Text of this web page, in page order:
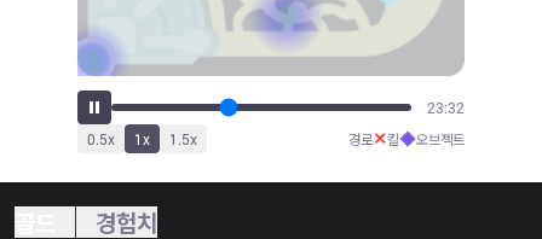
25:58
0.5x 1x 1.5x 경로✕킬◆오브젝트
경험치